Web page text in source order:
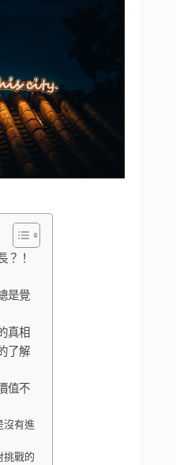
？！
是覺
真相
了解
值不
沒有進
挑戰的